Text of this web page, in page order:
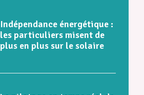
Indépendance énergétique :
les particuliers misent de
plus en plus sur le solaire